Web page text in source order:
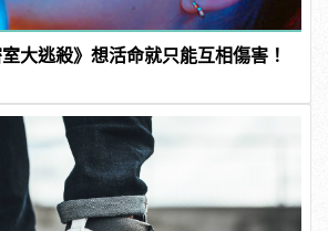
大逃殺》想活命就只能互相傷害！